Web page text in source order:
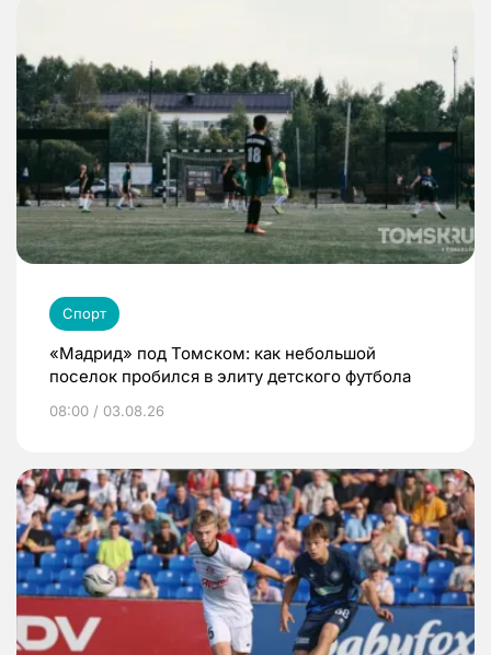
Спорт
«Мадрид» под Томском: как небольшой
поселок пробился в элиту детского футбола
08:00 / 03.08.26